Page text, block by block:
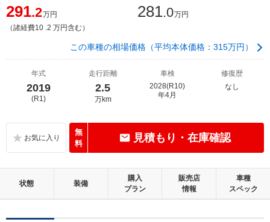
291.2万円
（諸経費10 .2 万円含む）
281.0万円
この車種の相場価格（平均本体価格：315万円）
年式
2019
(R1)
走行距離
2.5
万km
車検
2028(R10)
年4月
修復歴
なし
無
料
見積もり・在庫確認
状態 装備
購入
プラン
販売店
情報
車種
スペック